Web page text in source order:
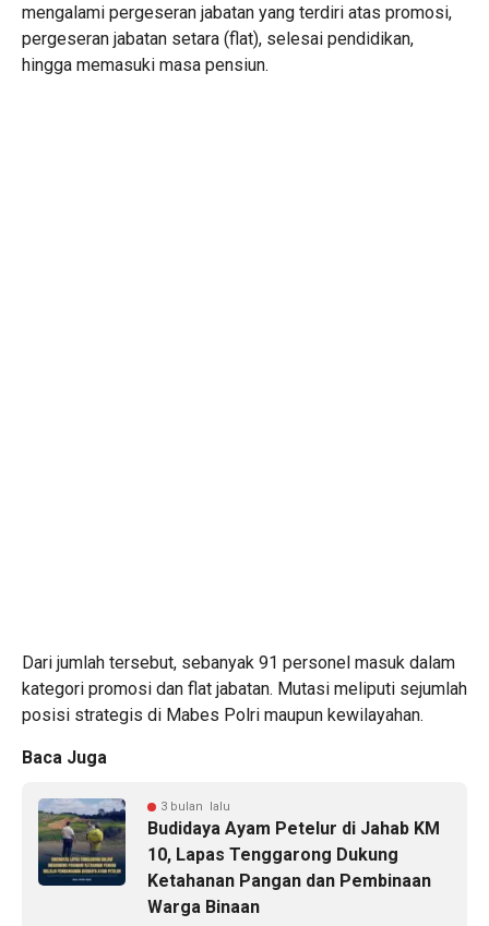
mengalami pergeseran jabatan yang terdiri atas promosi,
pergeseran jabatan setara (flat), selesai pendidikan,
hingga memasuki masa pensiun.
Dari jumlah tersebut, sebanyak 91 personel masuk dalam
kategori promosi dan flat jabatan. Mutasi meliputi sejumlah
posisi strategis di Mabes Polri maupun kewilayahan.
Baca Juga
3 bulan lalu
Budidaya Ayam Petelur di Jahab KM
10, Lapas Tenggarong Dukung
Ketahanan Pangan dan Pembinaan
Warga Binaan